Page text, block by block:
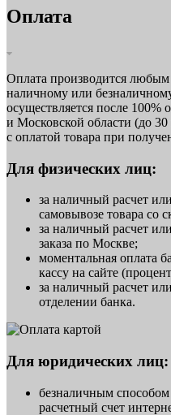
Оплата
Оплата производится
наличному или
осуществляется после
и Московской области (до
с оплатой товара при
Для физических лиц:
за наличный расчет
самовывозе товара со
за наличный расчет
заказа по Москве;
моментальная оплата
кассу на сайте
за наличный расчет
отделении банка.
Для юридических лиц:
безналичным способом
расчетный счет